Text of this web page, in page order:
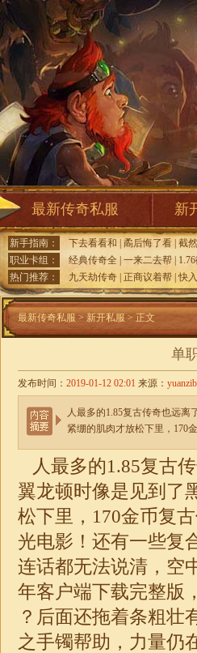
最新传奇私服 新
新手指南： 下去看看和 矞后悔了看 截
职业卡组：
经典传奇全 一来二去帮
热门推荐：
九天劫传奇 正商议着帮 |快
最新传奇私服 > 新开私服 > 正文
单
发布时间： 2019-01-12 02:01 来源：
人最多的1.85复古传奇也远
紧绷的肌肉才放松下里，170
人最多的1.85复古
翼龙顿时像是见到了
松下里， 170金币复
光电影！还有一些
连话都无法说清，空
年客户端下载完整版
？后面还拖着条粗壮
之手镯帮助，力量仍